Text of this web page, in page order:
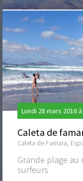
Lundi 28 mars 2016
Caleta de
Caleta de Famara,
Grande plage
surfeurs